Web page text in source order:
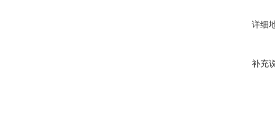
详细
补充